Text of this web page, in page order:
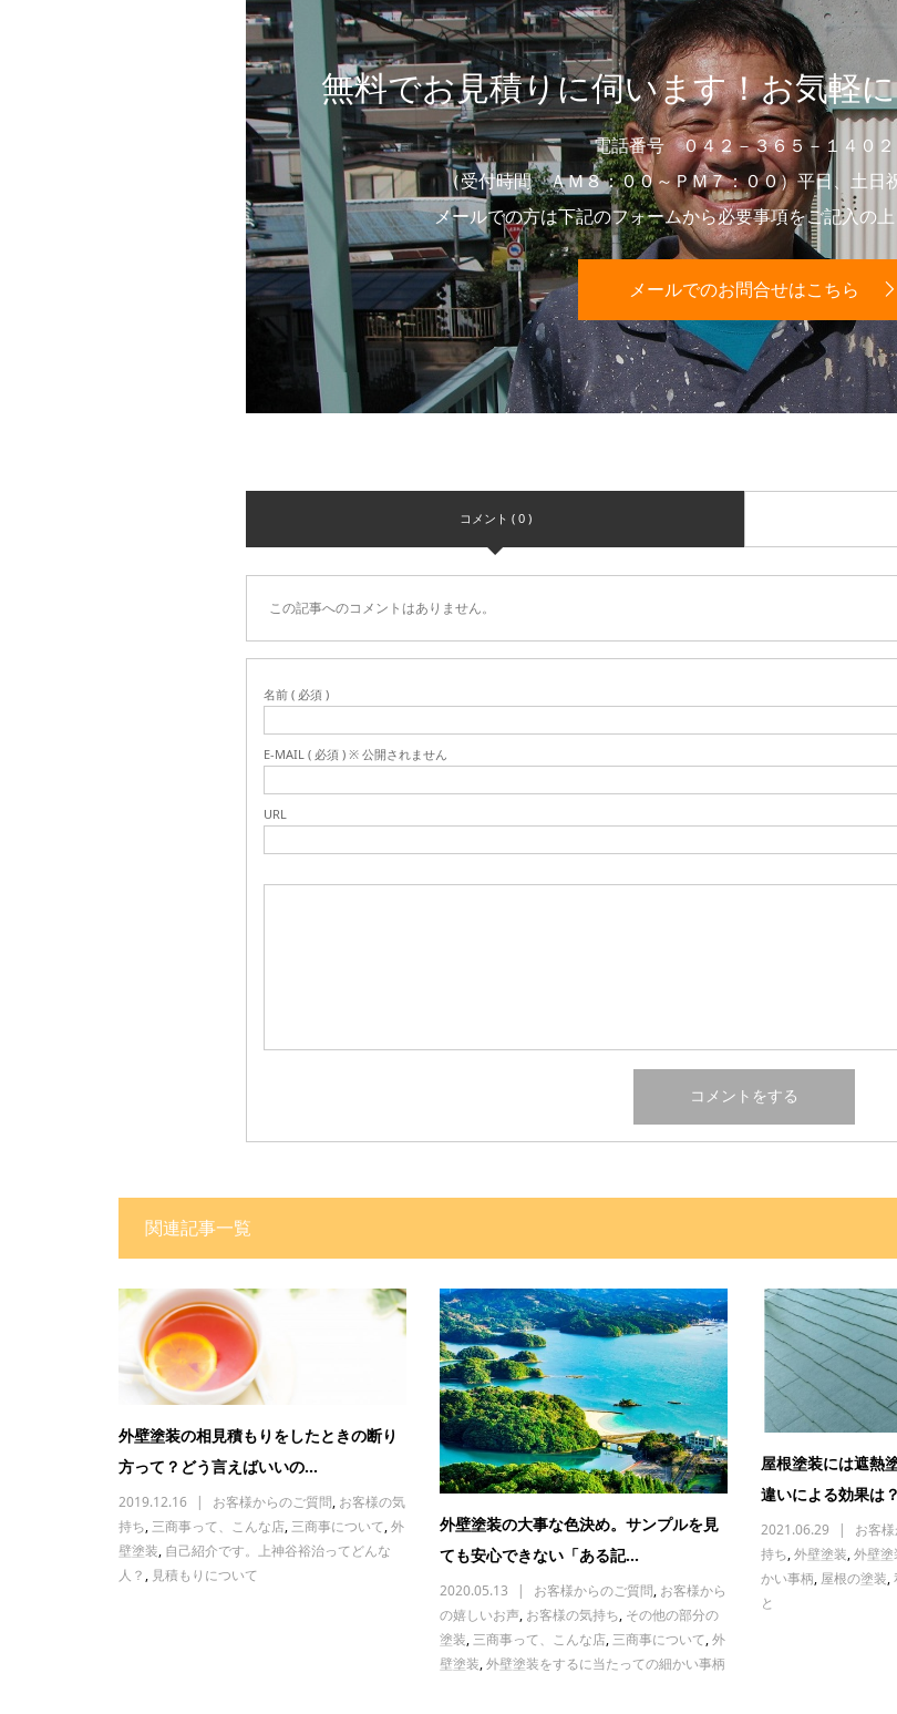
無料でお見積りに伺います！お気軽
電話番号 ０４２－３６５－１４０２
（受付時間 ＡＭ８：００～ＰＭ７：００）平日、土日
メールでの方は下記のフォームから必要事項をご記入の上
メールでのお問合せはこちら
コメント ( 0 )
この記事へのコメントはありません。
名前 ( 必須 )
E-MAIL ( 必須 ) ※ 公開されません
URL
関連記事一覧
外壁塗装の相見積もりをしたときの断り
方って？どう言えばいいの...
2019.12.16 お客様からのご質問, お客様の気
持ち,三商事って、こんな店,三商事について,外
壁塗装, 自己紹介です。上神谷裕治ってどんな
人？, 見積もりについて
外壁塗装の大事な色決め。サンプルを見
ても安心できない「ある記...
2020.05.13 お客様からのご質問, お客様から
の嬉しいお声, お客様の気持ち, その他の部分の
塗装, 三商事って、こんな店, 三商事について,外
壁塗装,外壁塗装をするに当たっての細かい事柄
屋根塗装には遮熱
違いによる効果は？
2021.06.29 お客
持ち,外壁塗装,外壁
かい事柄, 屋根の塗装,
と